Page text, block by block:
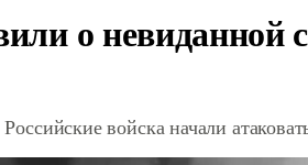
о невиданной
войска начали